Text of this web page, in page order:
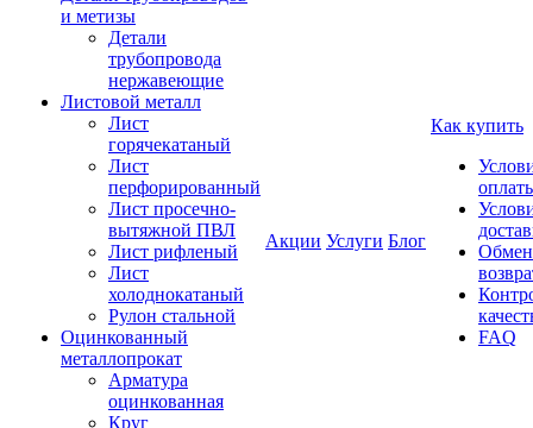
и метизы
Детали
трубопровода
нержавеющие
Листовой металл
Лист
горячекатаный
Лист
перфорированный
Лист просечно-
вытяжной ПВЛ
Лист рифленый
Лист
холоднокатаный
Рулон стальной
Оцинкованный
металлопрокат
Арматура
оцинкованная
Круг
Акции Услуги Блог
Как купить
FAQ